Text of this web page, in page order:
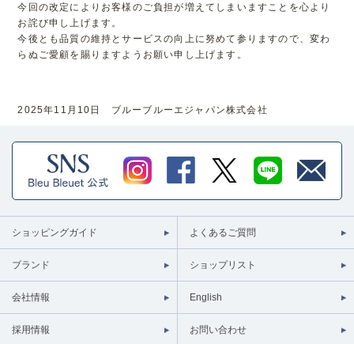
今回の改定によりお客様のご負担が増えてしまいますことを心より
お詫び申し上げます。
今後とも品質の維持とサービスの向上に努めて参りますので、変わ
らぬご愛顧を賜りますようお願い申し上げます。
2025年11月10日 ブルーブルーエジャパン株式会社
ショッピングガイド よくあるご質問
ブランド ショップリスト
会社情報 English
採用情報 お問い合わせ